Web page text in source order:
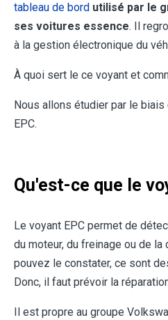
tableau de bord utilisé par le
ses voitures essence. Il
à la gestion électronique du
À quoi sert le ce voyant et
Nous allons étudier par le
EPC.
Qu'est-ce que le
Le voyant EPC permet de
du moteur, du freinage ou de la
pouvez le constater, ce sont
Donc, il faut prévoir la
Il est propre au groupe